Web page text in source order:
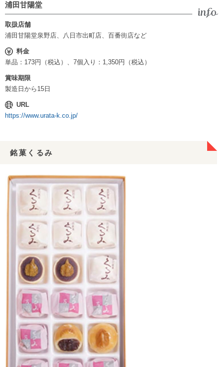
浦田甘陽堂
取扱店舗
浦田甘陽堂泉野店、八日市出町店、百番街店など
料金
単品：173円（税込）、7個入り：1,350円（税込）
賞味期限
製造日から15日
URL
https://www.urata-k.co.jp/
銘菓くるみ